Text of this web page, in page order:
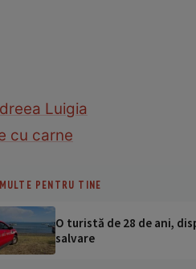
Luigia
cu carne
PENTRU TINE
O turistă de 28 de ani,
salvare